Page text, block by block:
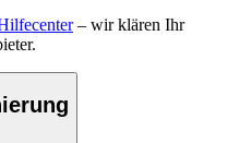
– wir klären Ihr